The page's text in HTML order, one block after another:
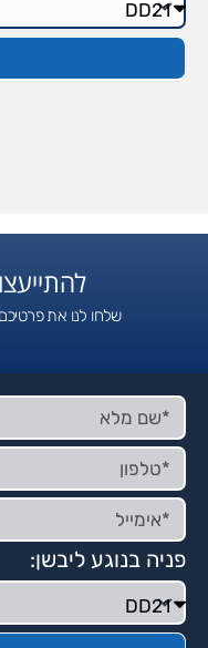
שלחו לנו את
פניה בנוגע ליבשן: